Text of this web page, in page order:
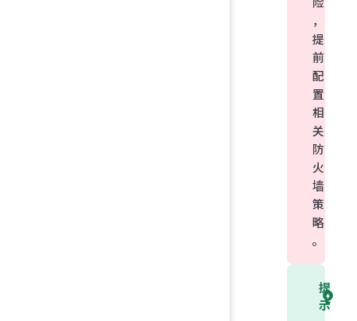
，
提
前
配
置
相
关
防
火
墙
策
略
。
提
示